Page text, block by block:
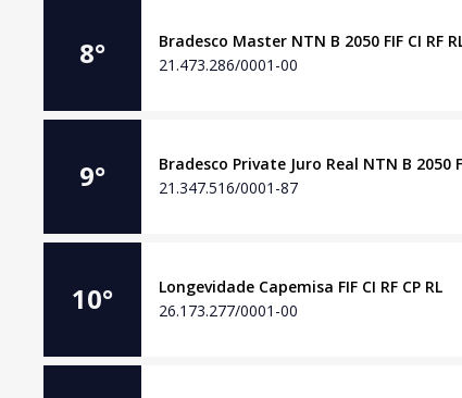
8°
Bradesco Master NTN B 2050 FIF CI RF
21.473.286/0001-00
9°
Bradesco Private Juro Real NTN B 2050
21.347.516/0001-87
10°
Longevidade Capemisa FIF CI RF CP RL
26.173.277/0001-00